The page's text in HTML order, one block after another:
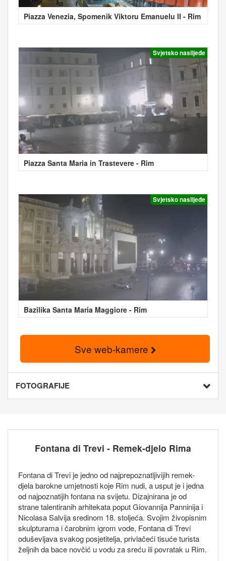
Piazza Venezia, Spomenik Viktoru Emanuelu II - Rim
Svjetsko naslijeđe
Piazza Santa Maria in Trastevere - Rim
Svjetsko naslijeđe
Bazilika Santa Maria Maggiore - Rim
Sve web-kamere
FOTOGRAFIJE
Fontana di Trevi - Remek-djelo Rima
Fontana di Trevi je jedno od najprepoznatljivijih remek-
djela barokne umjetnosti koje Rim nudi, a usput je i jedna
od najpoznatijih fontana na svijetu. Dizajnirana je od
strane talentiranih arhitekata poput Giovannija Panninija i
Nicolasa Salvija sredinom 18. stoljeća. Svojim živopisnim
skulpturama i čarobnim igrom vode, Fontana di Trevi
oduševljava svakog posjetitelja, privlačeći tisuće turista
željnih da bace novčić u vodu za sreću ili povratak u Rim.